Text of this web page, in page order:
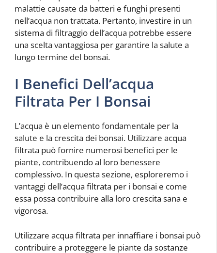
malattie causate da batteri e funghi presenti
nell’acqua non trattata. Pertanto, investire in un
sistema di filtraggio dell’acqua potrebbe essere
una scelta vantaggiosa per garantire la salute a
lungo termine del bonsai.
I Benefici Dell’acqua
Filtrata Per I Bonsai
L’acqua è un elemento fondamentale per la
salute e la crescita dei bonsai. Utilizzare acqua
filtrata può fornire numerosi benefici per le
piante, contribuendo al loro benessere
complessivo. In questa sezione, esploreremo i
vantaggi dell’acqua filtrata per i bonsai e come
essa possa contribuire alla loro crescita sana e
vigorosa.
Utilizzare acqua filtrata per innaffiare i bonsai può
contribuire a proteggere le piante da sostanze